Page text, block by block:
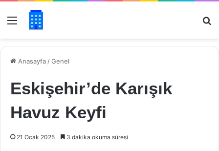
Menü
Anasayfa /Genel
Eskişehir’de Karışık
Havuz Keyfi
21 Ocak 2025 3 dakika okuma süresi